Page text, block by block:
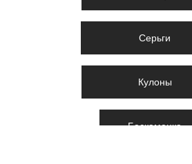
Серьги
Кулоны
Бескаменка